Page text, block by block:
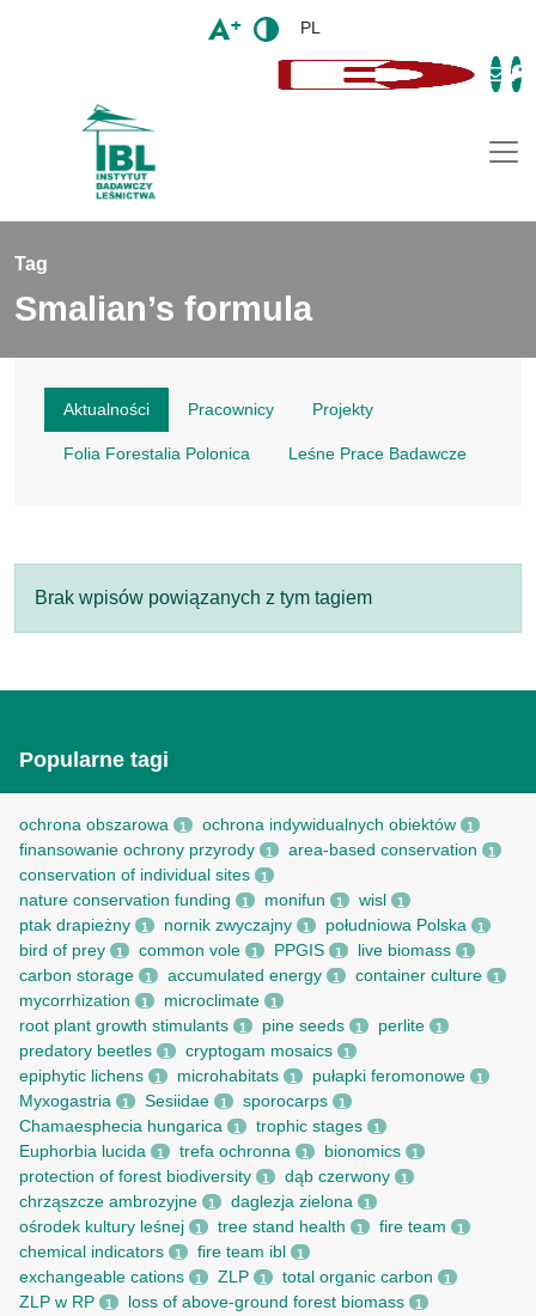
PL
Tag
Smalian’s formula
Aktualności Pracownicy Projekty
Folia Forestalia Polonica Leśne Prace Badawcze
Brak wpisów powiązanych z tym tagiem
Popularne tagi
ochrona obszarowa 1 ochrona indywidualnych obiektów 1
finansowanie ochrony przyrody 1 area-based conservation 1
conservation of individual sites 1
nature conservation funding 1 monifun 1 wisl 1
ptak drapieżny 1 nornik zwyczajny 1 południowa Polska 1
bird of prey 1 common vole 1 PPGIS 1 live biomass 1
carbon storage 1 accumulated energy 1 container culture 1
mycorrhization 1 microclimate 1
root рlant growth stimulants 1 pine seeds 1 perlite 1
predatory beetles 1 cryptogam mosaics 1
epiphytic lichens 1 microhabitats 1 pułapki feromonowe 1
Myxogastria 1 Sesiidae 1 sporocarps 1
Chamaesphecia hungarica 1 trophic stages 1
Euphorbia lucida 1 trefa ochronna 1 bionomics 1
protection of forest biodiversity 1 dąb czerwony 1
chrząszcze ambrozyjne 1 daglezja zielona 1
ośrodek kultury leśnej 1 tree stand health 1 fire team 1
chemical indicators 1 fire team ibl 1
exchangeable cations 1 ZLP 1 total organic carbon 1
ZLP w RP 1 loss of above-ground forest biomass 1